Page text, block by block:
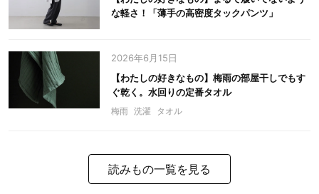
な軽さ！「薄手の高密度タックパンツ」
2026年6月15日
【わたしの好きなもの】梅雨の部屋干しでもす
ぐ乾く。水回りの定番タオル
梅雨 洗濯 タオル
読みもの一覧を見る